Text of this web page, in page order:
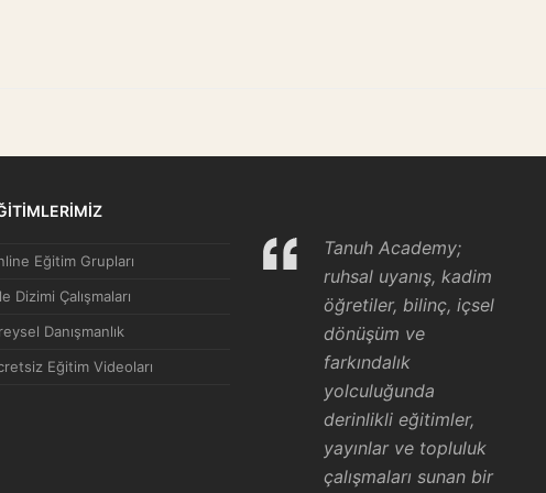
Eğitim Grupları
Dizimi Çalışmaları
Danışmanlık
Eğitim Videoları
Tanuh Academy;
ruhsal uyanış, kadim
öğretiler, bilinç, içsel
dönüşüm ve
farkındalık
yolculuğunda
derinlikli eğitimler,
yayınlar ve topluluk
çalışmaları sunan bir